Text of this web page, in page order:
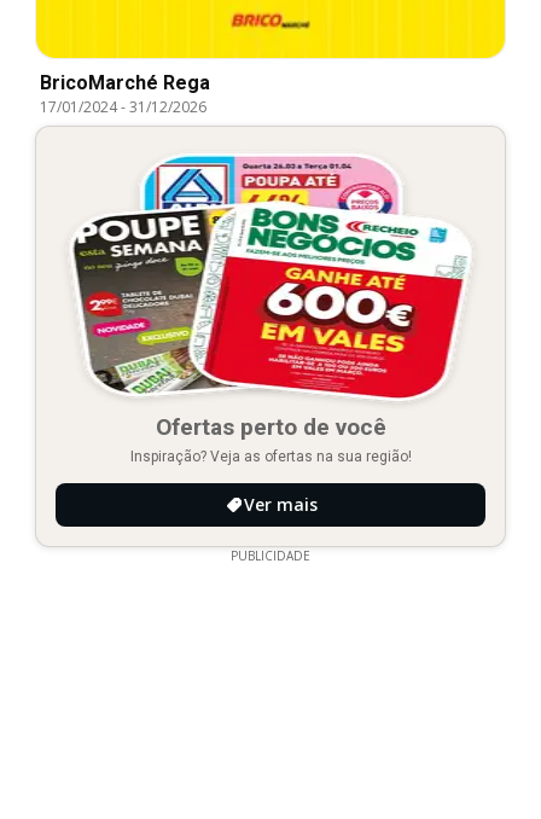
BricoMarché Rega
17/01/2024-31/12/2026
Ofertas perto de você
Inspiração? Veja as ofertas na sua região!
Ver mais
PUBLICIDADE